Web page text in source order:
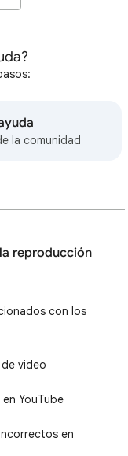
la comunidad
reproducción
con los
video
YouTube
en